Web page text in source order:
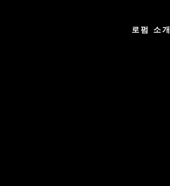
로펌 소개